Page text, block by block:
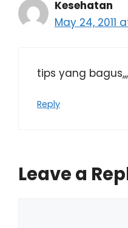
Kesehatan
May 24, 2011
tips yang
Reply
Leave a